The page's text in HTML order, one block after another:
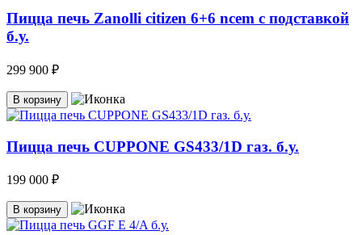
Пицца печь Zanolli citizen 6+6 ncem c подставкой
б.у.
299 900 ₽
В корзину
Пицца печь CUPPONE GS433/1D газ. б.у.
199 000 ₽
В корзину